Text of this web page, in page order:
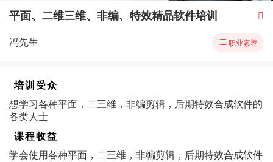
平面、二维三维、非编、特效精品软件培训 
冯先生  职业素养
培训受众
想学习各种平面，二三维，非编剪辑，后期特效合成软件的
各类人士
课程收益
学会使用各种平面，二三维，非编剪辑，后期特效合成软件